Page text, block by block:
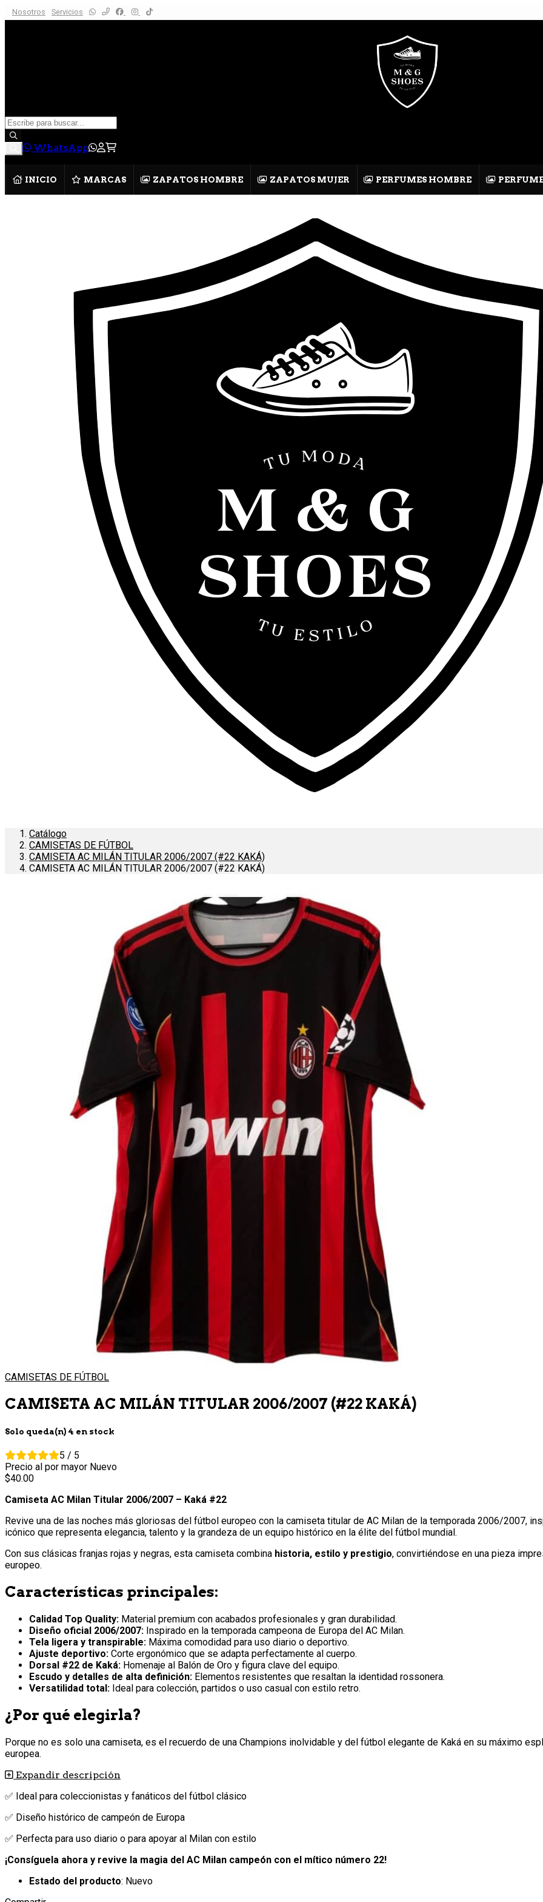
Nosotros Servicios
WhatsApp
INICIO MARCAS ZAPATOS HOMBRE ZAPATOS MUJER PERFUMES HOMBRE
Catálogo
CAMISETAS DE FÚTBOL
CAMISETA AC MILÁN TITULAR 2006/2007 (#22 KAKÁ)
CAMISETA AC MILÁN TITULAR 2006/2007 (#22 KAKÁ)
CAMISETAS DE FÚTBOL
CAMISETA AC MILÁN TITULAR 2006/2007 (#22 KAKÁ)
Solo queda(n) 4 en stock
5 / 5
Precio al por mayor Nuevo
40.00
Camiseta AC Milan Titular 2006/2007 – Kaká #22
Revive una de las noches más gloriosas del fútbol europeo con la camiseta titular de AC Milan de la temporada 2006/2007,
icónico que representa elegancia, talento y la grandeza de un equipo histórico en la élite del fútbol mundial.
Con sus clásicas franjas rojas y negras, esta camiseta combina historia, estilo y prestigio, convirtiéndose en una pieza
europeo.
Características principales:
Calidad Top Quality: Material premium con acabados profesionales y gran durabilidad.
Diseño oficial 2006/2007: Inspirado en la temporada campeona de Europa del AC Milan.
Tela ligera y transpirable: Máxima comodidad para uso diario o deportivo.
Ajuste deportivo: Corte ergonómico que se adapta perfectamente al cuerpo.
Dorsal #22 de Kaká: Homenaje al Balón de Oro y figura clave del equipo.
Escudo y detalles de alta definición: Elementos resistentes que resaltan la identidad rossonera.
Versatilidad total: Ideal para colección, partidos o uso casual con estilo retro.
¿Por qué elegirla?
Porque no es solo una camiseta, es el recuerdo de una Champions inolvidable y del fútbol elegante de Kaká en su máximo
europea.
Expandir descripción
✅ Ideal para coleccionistas y fanáticos del fútbol clásico
✅ Diseño histórico de campeón de Europa
✅ Perfecta para uso diario o para apoyar al Milan con estilo
¡Consíguela ahora y revive la magia del AC Milan campeón con el mítico número 22!
Estado del producto: Nuevo